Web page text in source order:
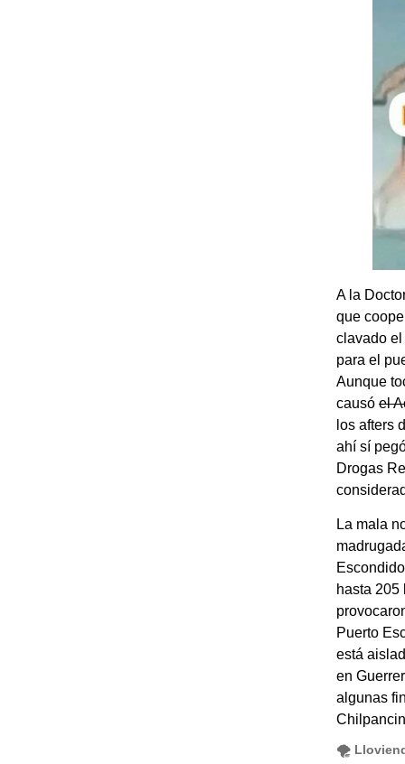
A la
que
clavado el
para el
Aunque
causó el
los afters
ahí sí
Drogas
La mala
hasta 205
Puerto
está
en
algunas
🌪️